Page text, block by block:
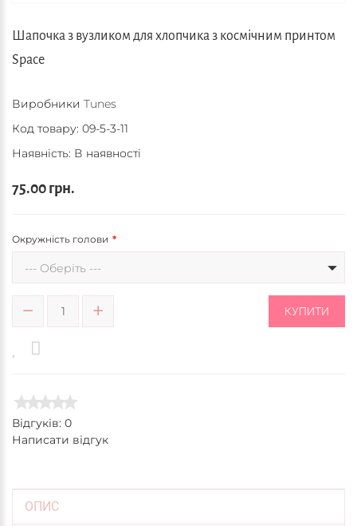
Шапочка з вузликом для хлопчика з космічним принтом
Space
Виробники Tunes
Код товару: 09-5-3-11
Наявність: В наявності
75.00 грн.
Окружність голови
--- Оберіть ---
КУПИТИ
Відгуків: 0
Написати відгук
ОПИС